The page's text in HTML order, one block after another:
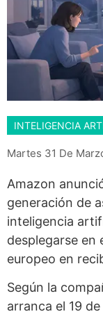
INTELIGENCIA
Martes 31 De
Amazon
generación de
inteligencia
desplegarse en
europeo en
Según la
arranca el 19